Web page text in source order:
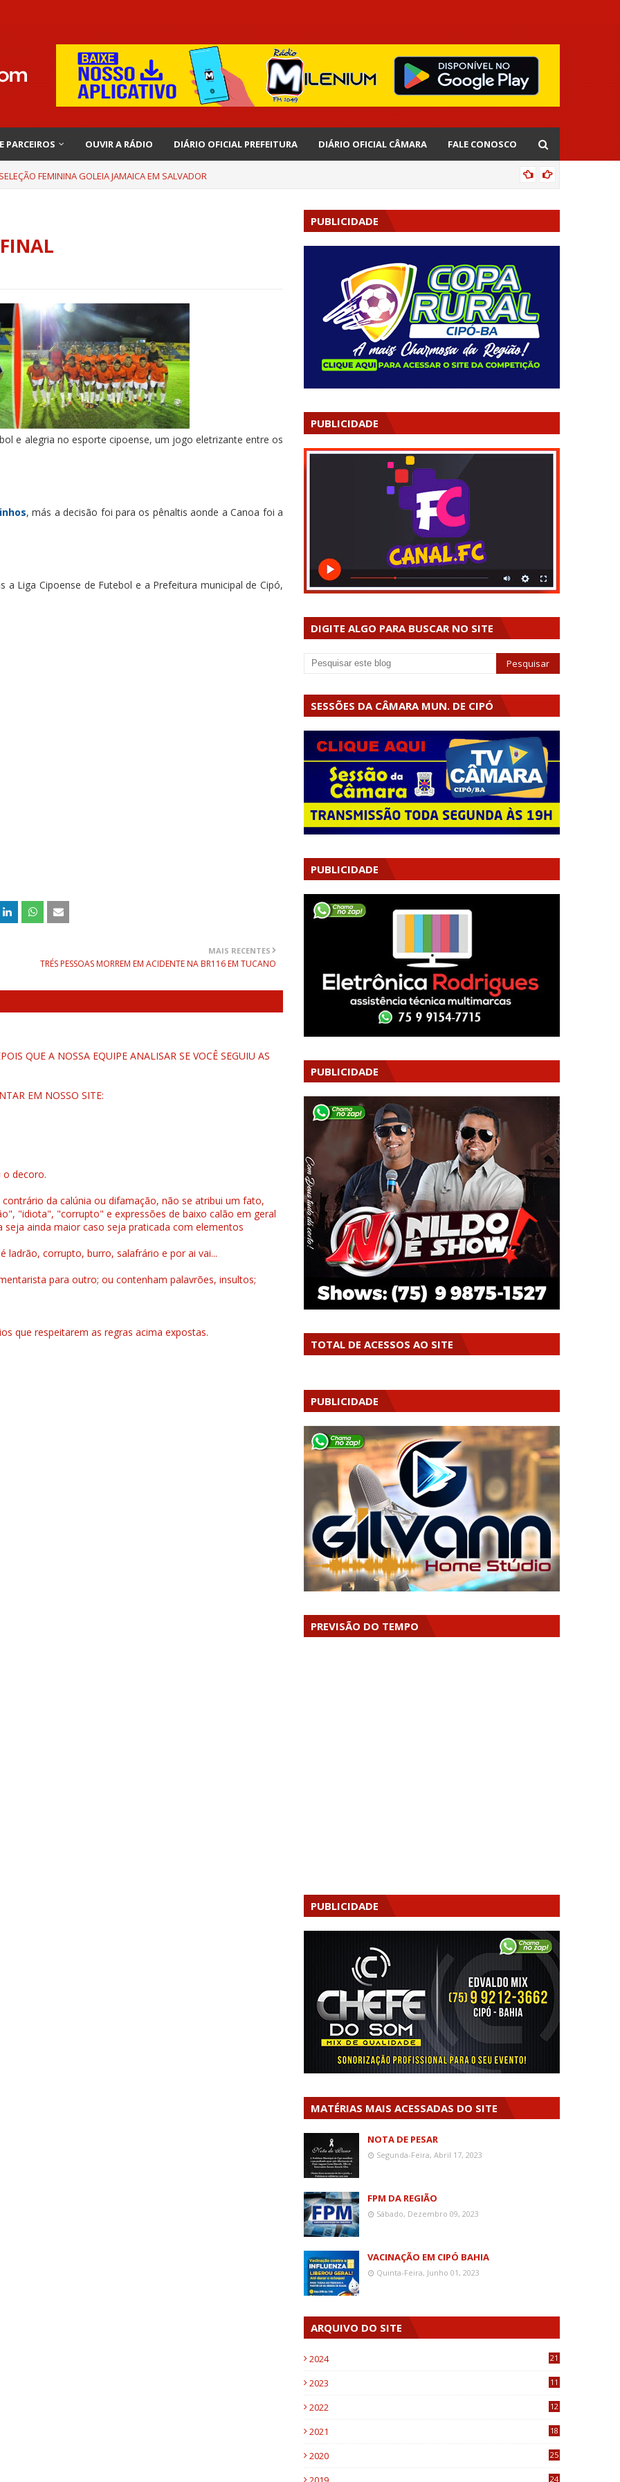
PARCEIROS OUVIR A RÁDIO DIÁRIO OFICIAL PREFEITURA DIÁRIO OFICIAL CÂMARA FALE CONOSCO
FEMININA GOLEIA JAMAICA EM SALVADOR
e alegria no esporte cipoense, um jogo eletrizante entre os
, más a decisão foi para os pênaltis aonde a Canoa foi a
a Liga Cipoense de Futebol e a Prefeitura municipal de Cipó,
MAIS RECENTES
TRÉS PESSOAS MORREM EM ACIDENTE NA BR116 EM TUCANO
QUE A NOSSA EQUIPE ANALISAR SE VOCÊ SEGUIU AS
EM NOSSO SITE:
o decoro.
da calúnia ou difamação, não se atribui um fato,
"idiota", "corrupto" e expressões de baixo calão em geral
ainda maior caso seja praticada com elementos
ladrão, corrupto, burro, salafrário e por ai vai...
para outro; ou contenham palavrões, insultos;
que respeitarem as regras acima expostas.
PUBLICIDADE
PUBLICIDADE
DIGITE ALGO PARA BUSCAR NO SITE
SESSÕES DA CÂMARA MUN. DE CIPÓ
PUBLICIDADE
PUBLICIDADE
TOTAL DE ACESSOS AO SITE
PUBLICIDADE
PREVISÃO DO TEMPO
PUBLICIDADE
MATÉRIAS MAIS ACESSADAS DO SITE
NOTA DE PESAR
Segunda-Feira, Abril 17, 2023
FPM DA REGIÃO
Sábado, Dezembro 09, 2023
VACINAÇÃO EM CIPÓ BAHIA
Quinta-Feira, Junho 01, 2023
ARQUIVO DO SITE
2024 21
2023
11
2022
12
2021
18
2020
25
24